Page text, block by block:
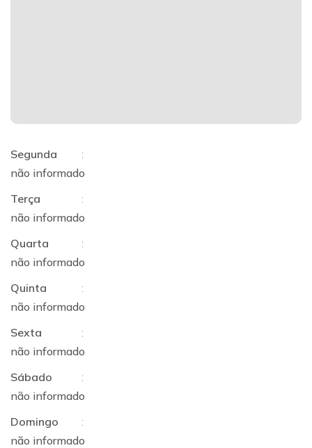
Segunda
:
não informado
Terça
:
não informado
Quarta
:
não informado
Quinta
:
não informado
Sexta
:
não informado
Sábado
:
não informado
Domingo
:
não informado